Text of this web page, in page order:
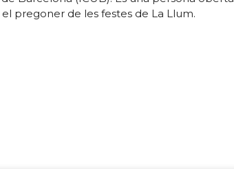
pregoner de les festes de La Llum.